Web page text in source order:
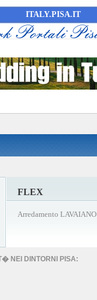
ITALY.PISA.IT
FLEX
Arredamento LAVAIANO
NEI DINTORNI PISA: